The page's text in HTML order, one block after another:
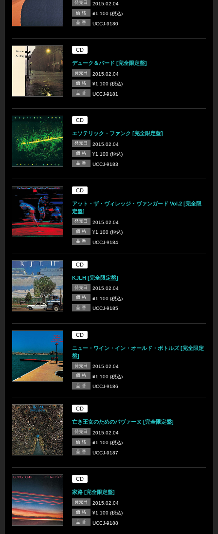
発売日 2015.02.04
価 格 ¥1,100 (税込)
品 番 UCCJ-9180
CD
デューク＆バード [完全限定盤]
発売日 2015.02.04
価 格 ¥1,100 (税込)
品 番 UCCJ-9181
CD
エソテリック・ファンク [完全限定盤]
発売日 2015.02.04
価 格 ¥1,100 (税込)
品 番 UCCJ-9183
CD
アット・ザ・ヴィレッジ・ヴァンガード Vol.2 [完全限
定盤]
発売日 2015.02.04
価 格 ¥1,100 (税込)
品 番 UCCJ-9184
CD
KJLH [完全限定盤]
発売日 2015.02.04
価 格 ¥1,100 (税込)
品 番 UCCJ-9185
CD
ニュー・ワイン・イン・オールド・ボトルズ [完全限定
盤]
発売日 2015.02.04
価 格 ¥1,100 (税込)
品 番 UCCJ-9186
CD
亡き王女のためのパヴァーヌ [完全限定盤]
発売日 2015.02.04
価 格 ¥1,100 (税込)
品 番 UCCJ-9187
CD
家路 [完全限定盤]
発売日 2015.02.04
価 格 ¥1,100 (税込)
品 番 UCCJ-9188